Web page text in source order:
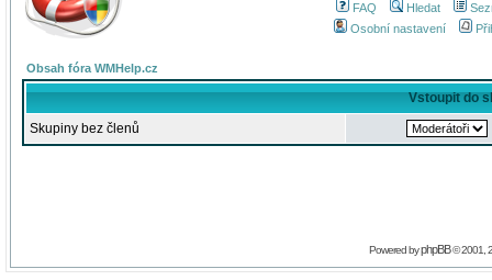
FAQ Hledat
Osobní nastavení
Obsah fóra WMHelp.cz
Vstoupit do
Skupiny bez členů
Powered byphpBB© 2001,